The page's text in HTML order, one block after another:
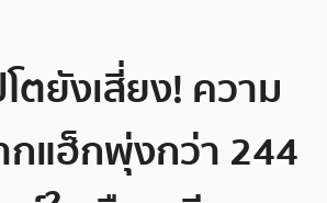
ตยังเสี่ยง! ความ
กแฮ็กพุ่งกว่า 244